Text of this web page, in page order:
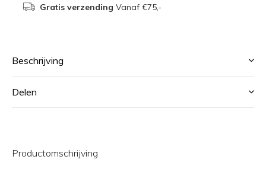
Gratis verzending Vanaf €75,-
Beschrijving
Delen
Productomschrijving